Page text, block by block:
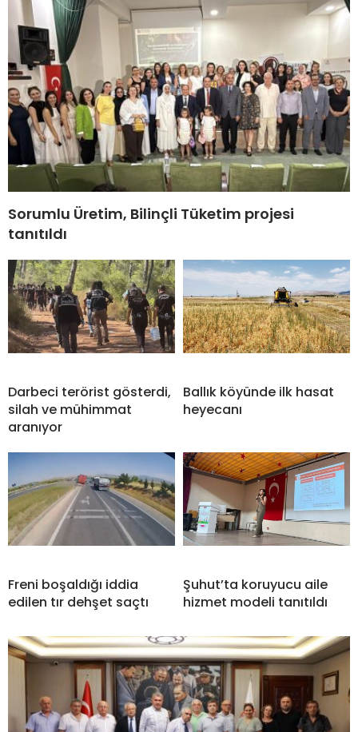
Sorumlu Üretim, Bilinçli Tüketim projesi
tanıtıldı
Darbeci terörist gösterdi,
silah ve mühimmat
aranıyor
Ballık köyünde ilk hasat
heyecanı
Freni boşaldığı iddia
edilen tır dehşet saçtı
Şuhut’ta koruyucu aile
hizmet modeli tanıtıldı